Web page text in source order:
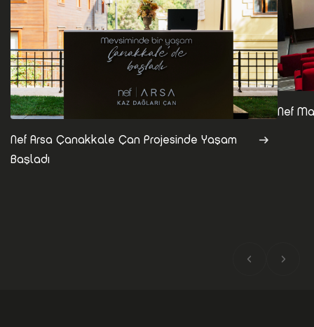
Nef Arsa Çanakkale Çan Projesinde Yaşam
Başladı
Nef